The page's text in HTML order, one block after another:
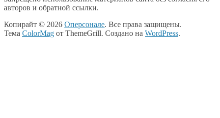
авторов и обратной ссылки.
Копирайт © 2026 Оперсонале. Все права защищены.
Тема ColorMag от ThemeGrill. Создано на WordPress.